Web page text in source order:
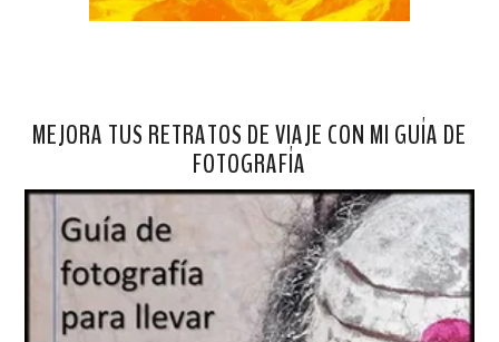
MEJORA TUS RETRATOS DE VIAJE CON MI GUÍA DE
FOTOGRAFÍA